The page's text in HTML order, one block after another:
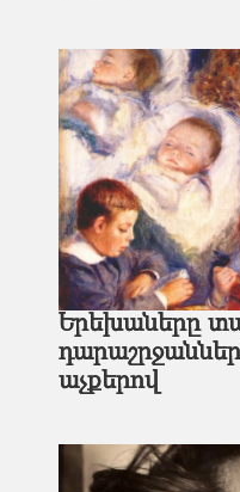
Երեխաները
աչքերով